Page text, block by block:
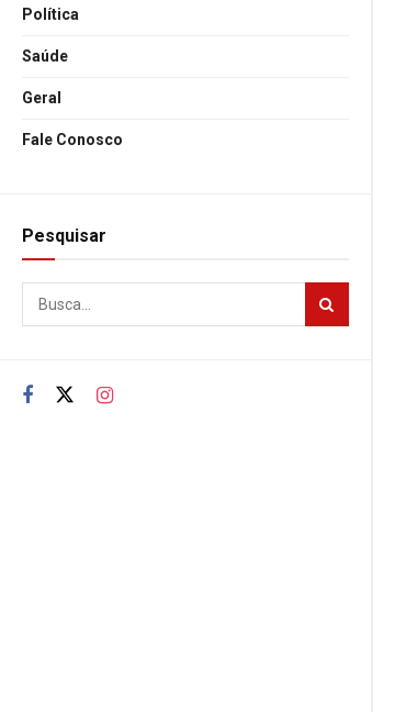
Política
Saúde
Geral
Fale Conosco
Pesquisar